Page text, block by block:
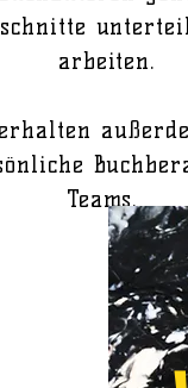
arbeiten.
Teams.